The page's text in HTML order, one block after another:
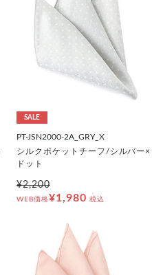
SALE
PT-JSN2000-2A_GRY_X
シルクポケットチーフ/シルバー×
ドット
¥2,200
WEB価格¥1,980 税込